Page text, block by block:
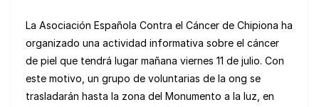
p o
k
e
La Asociación Española Contra el Cáncer de Chipiona ha
organizado una actividad informativa sobre el cáncer
de piel que tendrá lugar mañana viernes 11 de julio. Con
este motivo, un grupo de voluntarias de la ong se
trasladarán hasta la zona del Monumento a la luz, en